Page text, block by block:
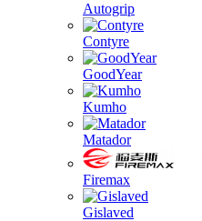
Autogrip
Contyre
GoodYear
Kumho
Matador
Firemax
Gislaved